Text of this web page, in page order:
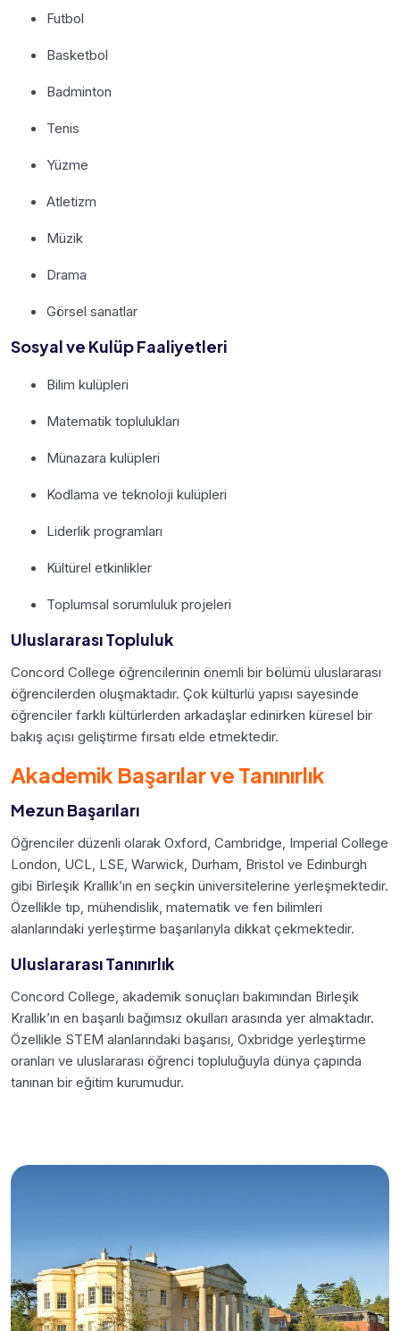
Futbol
Basketbol
Badminton
Tenis
Yüzme
Atletizm
Müzik
Drama
Görsel sanatlar
Sosyal ve Kulüp Faaliyetleri
Bilim kulüpleri
Matematik toplulukları
Münazara kulüpleri
Kodlama ve teknoloji kulüpleri
Liderlik programları
Kültürel etkinlikler
Toplumsal sorumluluk projeleri
Uluslararası Topluluk
Concord College öğrencilerinin önemli bir bölümü uluslararası
öğrencilerden oluşmaktadır. Çok kültürlü yapısı sayesinde
öğrenciler farklı kültürlerden arkadaşlar edinirken küresel bir
bakış açısı geliştirme fırsatı elde etmektedir.
Akademik Başarılar ve Tanınırlık
Mezun Başarıları
Öğrenciler düzenli olarak Oxford, Cambridge, Imperial College
London, UCL, LSE, Warwick, Durham, Bristol ve Edinburgh
gibi Birleşik Krallık’ın en seçkin üniversitelerine yerleşmektedir.
Özellikle tıp, mühendislik, matematik ve fen bilimleri
alanlarındaki yerleştirme başarılarıyla dikkat çekmektedir.
Uluslararası Tanınırlık
Concord College, akademik sonuçları bakımından Birleşik
Krallık’ın en başarılı bağımsız okulları arasında yer almaktadır.
Özellikle STEM alanlarındaki başarısı, Oxbridge yerleştirme
oranları ve uluslararası öğrenci topluluğuyla dünya çapında
tanınan bir eğitim kurumudur.